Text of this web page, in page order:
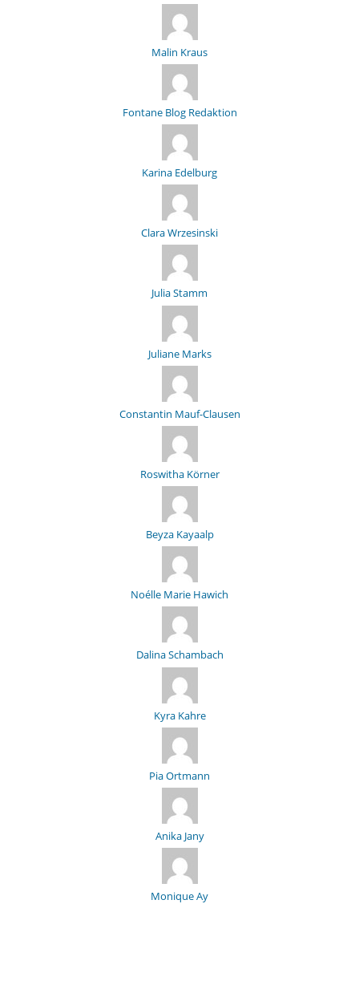
Malin Kraus
Fontane Blog Redaktion
Karina Edelburg
Clara Wrzesinski
Julia Stamm
Juliane Marks
Constantin Mauf-Clausen
Roswitha Körner
Beyza Kayaalp
Noélle Marie Hawich
Dalina Schambach
Kyra Kahre
Pia Ortmann
Anika Jany
Monique Ay